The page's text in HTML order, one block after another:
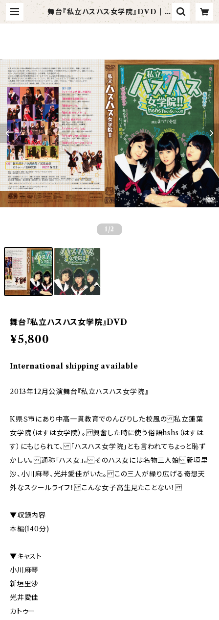
舞台『私立ハスハス女学院』DVD | タ
ンバリンアーティスツ Official S
1 /2
舞台『私立ハスハス女学院』DVD
¥5,800
International shipping available
2013年12月公演舞台『私立ハスハス女学院』
K県Ｓ市にあり中高一貫教育でのんびりした校風の 私立蓮葉
女学院（はすは女学院）。 興奮した時に使う俗語hshs（はすは
す）にもじられて、 「ハスハス女学院」とも言われてちょっと恥ず
かしい。 通称「ハス女」。 そのハス女には名物三人娘 新垣里
沙、小川麻琴、光井愛佳がいた。 この三人が繰り広げる奇想天
外なスクールライフ！ こんな女子高生見たことない！
▼収録内容
本編(140分)
▼キャスト
小川麻琴
新垣里沙
光井愛佳
カトゥー